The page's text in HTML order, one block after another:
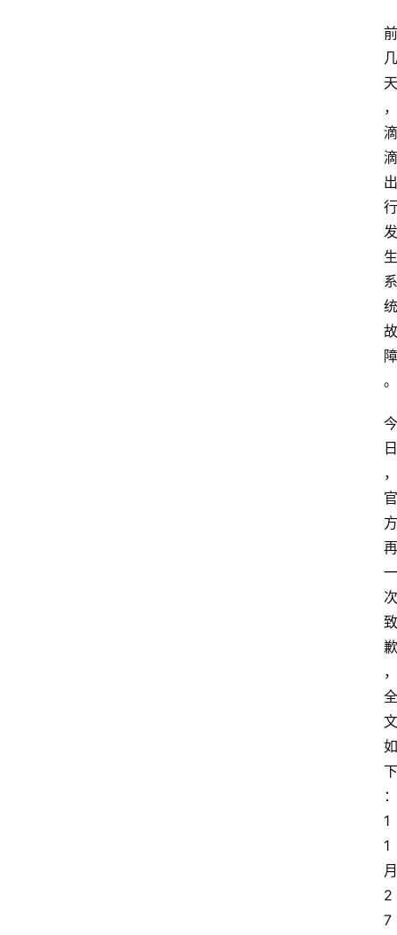
前
几
天
，
滴
滴
出
行
发
生
系
统
故
障
。
今
日
，
官
方
再
一
次
致
歉
，
全
文
如
下
：
1
1
月
2
7